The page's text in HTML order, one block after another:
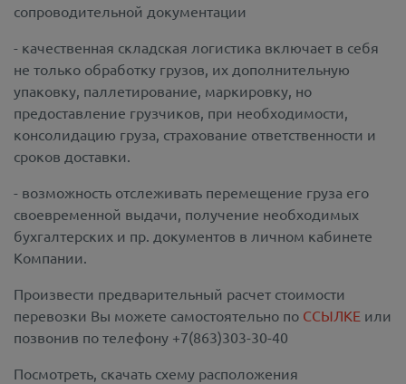
сопроводительной документации
- качественная складская логистика включает в себя
не только обработку грузов, их дополнительную
упаковку, паллетирование, маркировку, но
предоставление грузчиков, при необходимости,
консолидацию груза, страхование ответственности и
сроков доставки.
- возможность отслеживать перемещение груза его
своевременной выдачи, получение необходимых
бухгалтерских и пр. документов в личном кабинете
Компании.
Произвести предварительный расчет стоимости
перевозки Вы можете самостоятельно по ССЫЛКЕ или
позвонив по телефону +7(863)303-30-40
Посмотреть, скачать схему расположения